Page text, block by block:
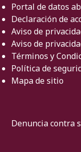
Portal de datos
Declaración de
Aviso de
Aviso de
Términos y
Política de
Mapa de sitio
Denuncia contra